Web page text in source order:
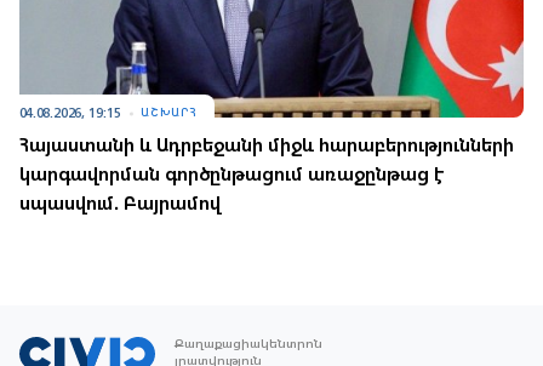
04.08.2026, 19:15 ԱՇԽԱՐՀ
Հայաստանի և Ադրբեջանի միջև հարաբերությունների
կարգավորման գործընթացում առաջընթաց է
սպասվում. Բայրամով
Քաղաքացիակենտրոն
լրատվություն